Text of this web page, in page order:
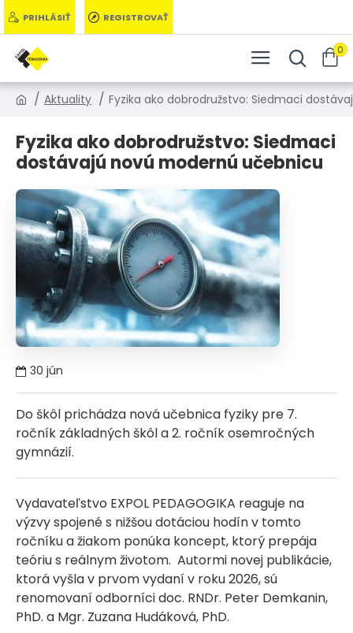
PRIHLÁSIŤ REGISTROVAŤ
0
Aktuality Fyzika ako dobrodružstvo: Siedmaci
Fyzika ako dobrodružstvo: Siedmaci
dostávajú novú modernú učebnicu
30 jún
Do škôl prichádza nová učebnica fyziky pre 7.
ročník základných škôl a 2. ročník osemročných
gymnázií.
Vydavateľstvo EXPOL PEDAGOGIKA reaguje na
výzvy spojené s nižšou dotáciou hodín v tomto
ročníku a žiakom ponúka koncept, ktorý prepája
teóriu s reálnym životom. Autormi novej publikácie,
ktorá vyšla v prvom vydaní v roku 2026, sú
renomovaní odborníci doc. RNDr. Peter Demkanin,
PhD. a Mgr. Zuzana Hudáková, PhD.